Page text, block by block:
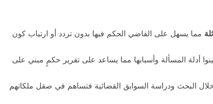
مما يسهل على القاضي الحكم فيها بدون تردد أو ارتياب كون
أدلة المسألة وأسبابها مما يساعد على تقرير حكمٍ مبني على
البحث ودراسة السوابق القضائية فتساهم في صقل ملكاتهم